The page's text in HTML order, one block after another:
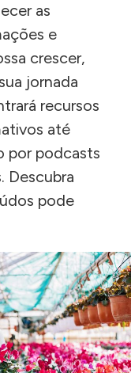
as
e
crescer,
jornada
recursos
até
por podcasts
Descubra
pode